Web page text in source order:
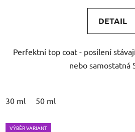
DETAIL
Perfektní top coat - posílení
nebo samostatná
30 ml 50 ml
VÝBĚR VARIANT